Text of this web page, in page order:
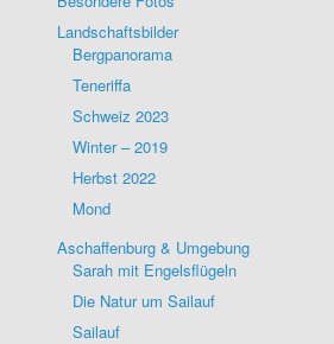
Landschaftsbilder
Bergpanorama
Teneriffa
Schweiz 2023
Winter – 2019
Herbst 2022
Mond
Aschaffenburg & Umgebung
Sarah mit Engelsflügeln
Die Natur um Sailauf
Sailauf